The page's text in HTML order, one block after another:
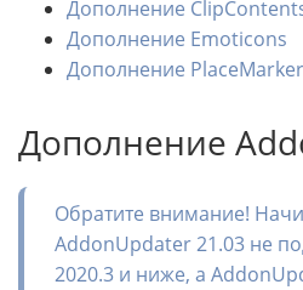
Дополнение
Дополнение Emoticons
Дополнение
Дополнение
Обратите внимание!
AddonUpdater 21.03 не
2020.3 и ниже, а